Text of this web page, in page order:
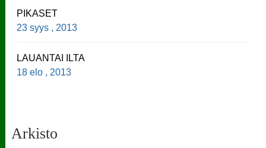
PIKASET
23 syys , 2013
LAUANTAI ILTA
18 elo , 2013
Arkisto